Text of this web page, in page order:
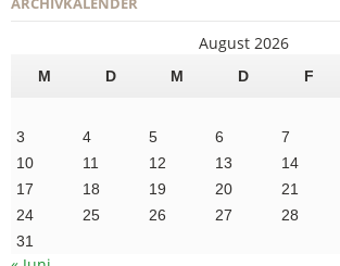
August 2026
M D M D F
3
4 5 6 7
10
11 12 13 14
17
18 19 20 21
24
25 26 27 28
31